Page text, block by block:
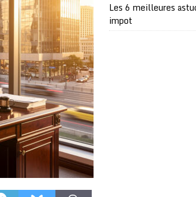
Les 6 meilleures
impot